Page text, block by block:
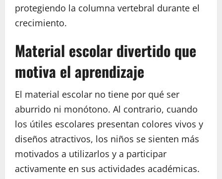
protegiendo la columna vertebral durante el
crecimiento.
Material escolar divertido que
motiva el aprendizaje
El material escolar no tiene por qué ser
aburrido ni monótono. Al contrario, cuando
los útiles escolares presentan colores vivos y
diseños atractivos, los niños se sienten más
motivados a utilizarlos y a participar
activamente en sus actividades académicas.